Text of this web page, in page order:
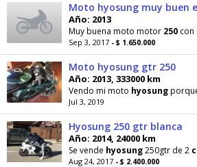
Año: 2013
Muy buena moto motor 250 con sus
Sep 3, 2017 - $ 1.650.000
Moto hyosung gtr 250
Año: 2013, 333000 km
Vendo mi moto hyosungporque
Jul 3, 2019
Hyosung 250 gtr blanca
Año: 2014, 24000 km
Se vende hyosung250gtr de 2
Aug 24, 2017 - $ 2.400.000